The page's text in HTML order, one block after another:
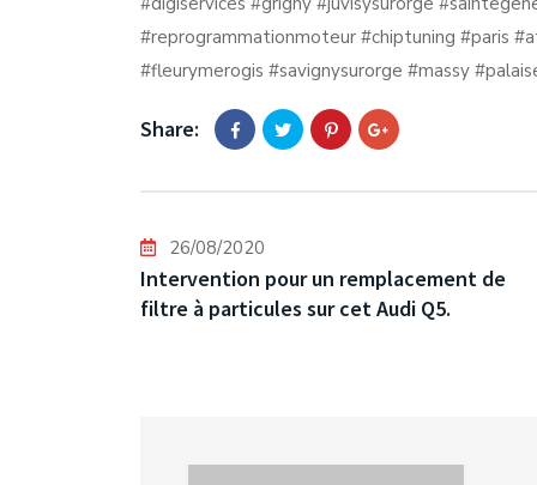
#reprogrammationmoteur #chiptuning #paris
#fleurymerogis #savignysurorge #massy
Share:
26/08/2020
Intervention pour un remplacement de
filtre à particules sur cet Audi Q5.